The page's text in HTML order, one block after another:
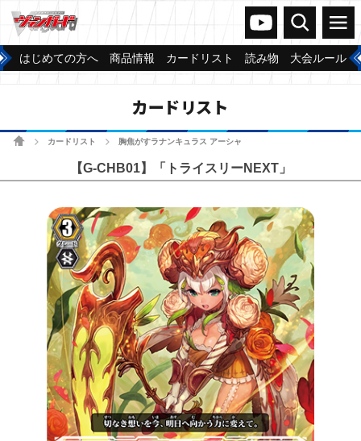
ヴァンガードch
検索 メニュー
はじめての方へ 商品情報 カードリスト 読み物 大会ルール
カードリスト
ホームカードリスト 胸焦がすラナンキュラス アーシャ
【G-CHB01】「トライスリーNEXT」